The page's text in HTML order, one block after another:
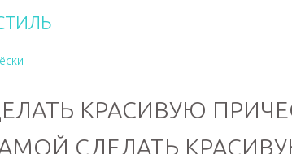
КРАСИВУЮ
СДЕЛАТЬ